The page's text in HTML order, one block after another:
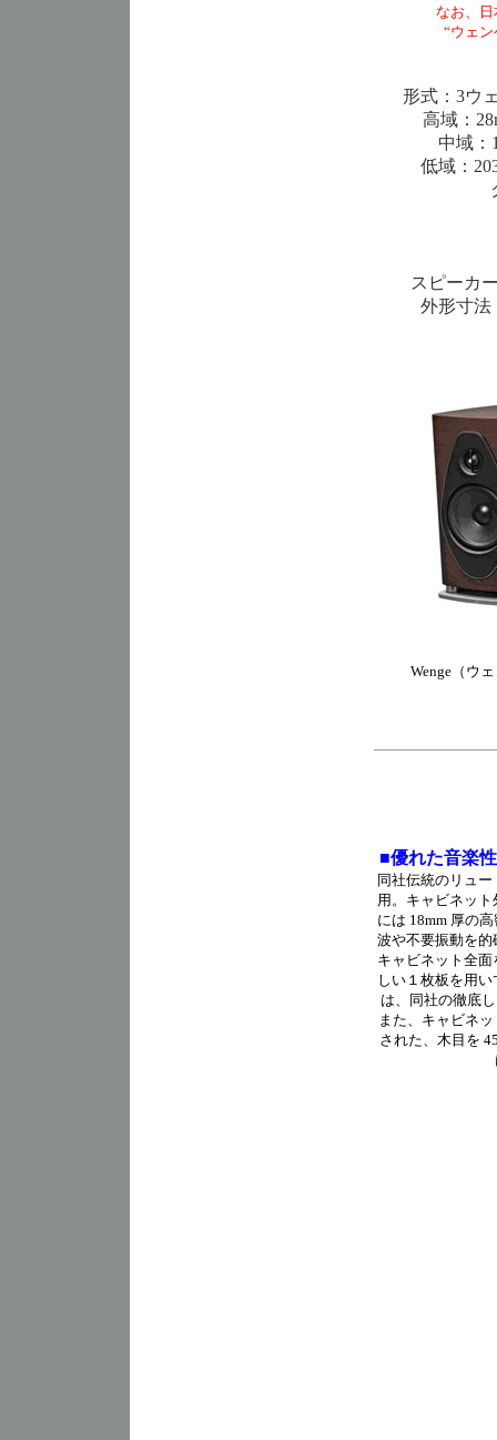
なお、日
“ウェ
形式：3ウ
高域：
中域：
低域：
スピーカ
外形寸法
Wenge（ウ
■優れた音楽
同社伝統のリュ
用。キャビネッ
には 18mm 厚の
波や不要振動を
キャビネット全
しい１枚板を用
は、同社の徹底
また、キャビネ
された、木目を